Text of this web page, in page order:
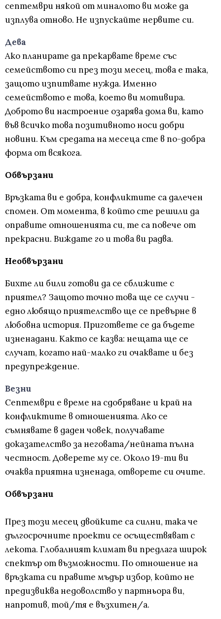
септември някой от миналото ви може да
изплува отново. Не изпускайте нервите си.
Дева
Ако планирате да прекарвате време със
семейството си през този месец, това е така,
защото изпитвате нужда. Именно
семейството е това, което ви мотивира.
Доброто ви настроение озарява дома ви, като
във всичко това позитивното носи добри
новини. Към средата на месеца сте в по-добра
форма от всякога.
Обвързани
Връзката ви е добра, конфликтите са далечен
спомен. От момента, в който сте решили да
оправите отношенията си, те са повече от
прекрасни. Виждате го и това ви радва.
Необвързани
Бихте ли били готови да се сближите с
приятел? Защото точно това ще се случи -
едно любящо приятелство ще се превърне в
любовна история. Пригответе се да бъдете
изненадани. Както се казва: нещата ще се
случат, когато най-малко ги очаквате и без
предупреждение.
Везни
Септември е време на сдобряване и край на
конфликтите в отношенията. Ако се
съмнявате в даден човек, получавате
доказателство за неговата/нейната пълна
честност. Доверете му се. Около 19-ти ви
очаква приятна изненада, отворете си очите.
Обвързани
През този месец двойките са силни, така че
дългосрочните проекти се осъществяват с
лекота. Глобалният климат ви предлага широк
спектър от възможности. По отношение на
връзката си правите мъдър избор, който не
предизвиква недоволство у партньора ви,
напротив, той/тя е възхитен/а.